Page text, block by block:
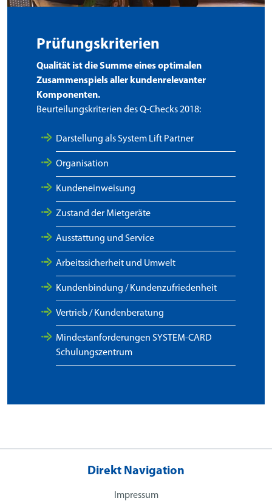
Prüfungskriterien
Qualität ist die Summe eines optimalen
Zusammenspiels aller kundenrelevanter
Komponenten.
Beurteilungskriterien des Q-Checks 2018:
Darstellung als System Lift Partner
Organisation
Kundeneinweisung
Zustand der Mietgeräte
Ausstattung und Service
Arbeitssicherheit und Umwelt
Kundenbindung / Kundenzufriedenheit
Vertrieb / Kundenberatung
Mindestanforderungen SYSTEM-CARD
Schulungszentrum
Direkt Navigation
Impressum